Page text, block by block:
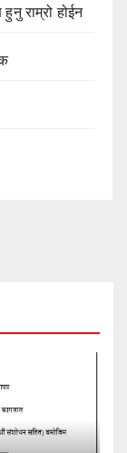
राम्रो होईन